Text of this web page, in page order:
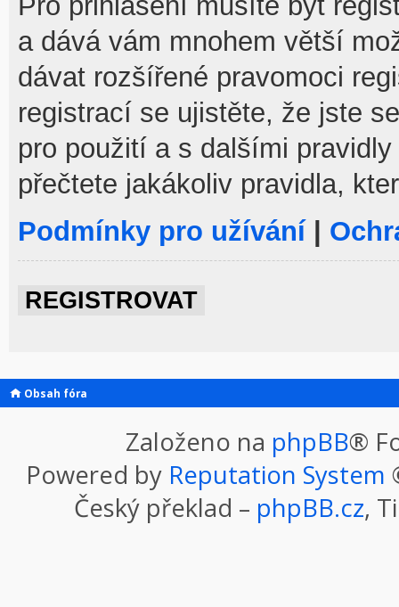
a dává vám mnohem větší
dávat rozšířené pravomoci
registrací se ujistěte, že jste
pro použití a s dalšími
přečtete jakákoliv pravidla,
Podmínky pro užívání|
REGISTROVAT
Obsah fóra
Založeno na phpBB®
Powered by Reputation System
Český překlad – phpBB.cz,